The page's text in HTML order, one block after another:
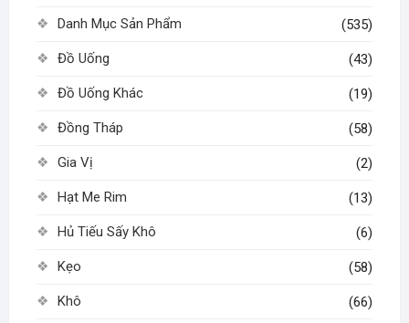
Danh Mục Sản Phẩm (535)
Đồ Uống (43)
Đồ Uống Khác (19)
Đồng Tháp (58)
Gia Vị (2)
Hạt Me Rim (13)
Hủ Tiếu Sấy Khô (6)
Kẹo (58)
Khô (66)